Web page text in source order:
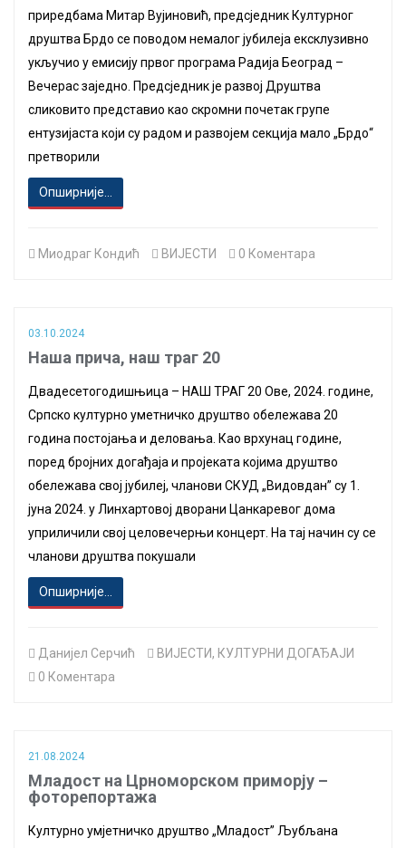
приредбама Митар Вујиновић, предсједник Културног
друштва Брдо се поводом немалог јубилеја ексклузивно
укључио у емисију првог програма Радија Београд –
Вечерас заједно. Предсједник је развој Друштва
сликовито представио као скромни почетак групе
ентузијаста који су радом и развојем секција мало „Брдо“
претворили
Опширније...
Миодраг Кондић ВИЈЕСТИ 0 Коментара
03.10.2024
Наша прича, наш траг 20
Двадесетогодишњица – НАШ ТРАГ 20 Ове, 2024. године,
Српско културно уметничко друштво обележава 20
година постојања и деловања. Као врхунац године,
поред бројних догађаја и пројеката којима друштво
обележава свој јубилеј, чланови СКУД „Видовдан” су 1.
јуна 2024. у Линхартовој дворани Цанкаревог дома
уприличили свој целовечерњи концерт. На тај начин су се
чланови друштва покушали
Опширније...
Данијел Серчић ВИЈЕСТИ, КУЛТУРНИ ДОГАЂАЈИ
0 Коментара
21.08.2024
Младост на Црноморском приморју –
фоторепортажа
Културно умјетничко друштво „Младост” Љубљана